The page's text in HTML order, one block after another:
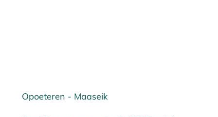
Opoeteren - Maaseik